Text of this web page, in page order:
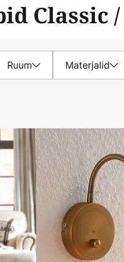
Classic
Ruum Materjalid